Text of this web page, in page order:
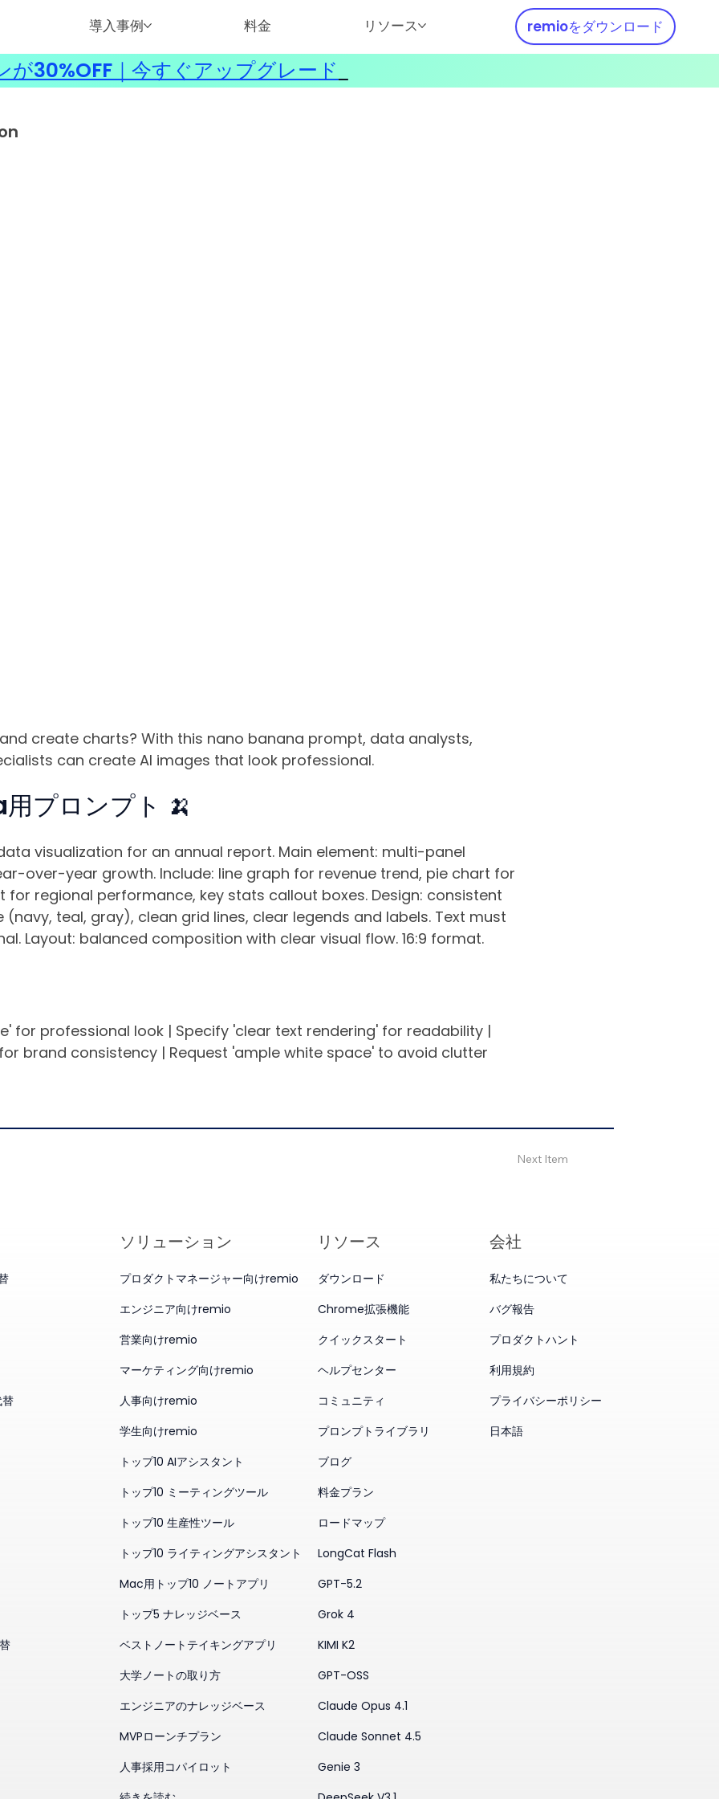
導入事例 料金 リソース remioをダウンロード
create charts? With this nano banana prompt, data analysts,
can create AI images that look professional.
プロンプト 🍌
visualization for an annual report. Main element: multi-panel
over-year growth. Include: line graph for revenue trend, pie chart for
for regional performance, key stats callout boxes. Design: consistent
teal, gray), clean grid lines, clear legends and labels. Text must
Layout: balanced composition with clear visual flow. 16:9 format.
for professional look | Specify 'clear text rendering' for readability |
brand consistency | Request 'ample white space' to avoid clutter
Next Item
30%OFF｜今すぐアップグレード
ソリューション
プロダクトマネージャー向けremio
エンジニア向けremio
営業向けremio
マーケティング向けremio
人事向けremio
学生向けremio
トップ10 AIアシスタント
トップ10 ミーティングツール
トップ10 生産性ツール
トップ10 ライティングアシスタント
Mac用トップ10 ノートアプリ
トップ5 ナレッジベース
ベストノートテイキングアプリ
大学ノートの取り方
エンジニアのナレッジベース
MVPローンチプラン
人事採用コパイロット
リソース
ダウンロード
Chrome拡張機能
クイックスタート
ヘルプセンター
コミュニティ
プロンプトライブラリ
ブログ
料金プラン
ロードマップ
LongCat Flash
GPT-5.2
Grok 4
KIMI K2
GPT-OSS
Claude Opus 4.1
Claude Sonnet 4.5
Genie 3
会社
私たちについて
バグ報告
プロダクトハント
利用規約
プライバシーポリシー
日本語